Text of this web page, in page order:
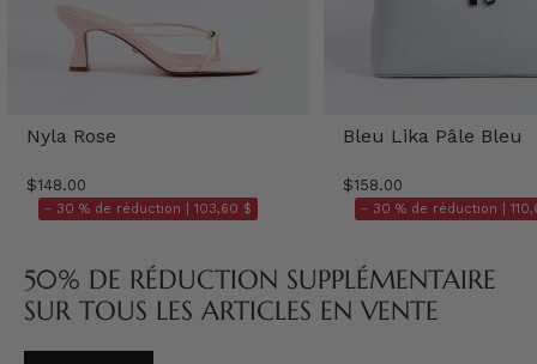
Nyla Rose
$148.00
- 30 % de réduction | 103,60 $
Bleu Lika Pâle Bleu
$158.00
- 30 % de réduction |
50% DE RÉDUCTION SUPPLÉMENTAIRE
SUR TOUS LES ARTICLES EN VENTE